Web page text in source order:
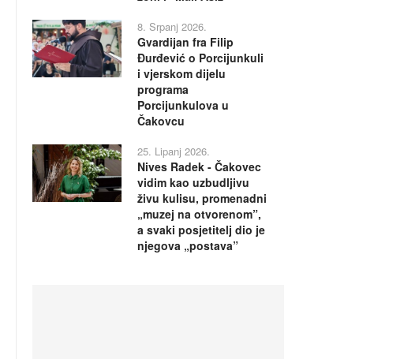
8. Srpanj 2026.
Gvardijan fra Filip
Đurđević o Porcijunkuli
i vjerskom dijelu
programa
Porcijunkulova u
Čakovcu
25. Lipanj 2026.
Nives Radek - Čakovec
vidim kao uzbudljivu
živu kulisu, promenadni
„muzej na otvorenom”,
a svaki posjetitelj dio je
njegova „postava”